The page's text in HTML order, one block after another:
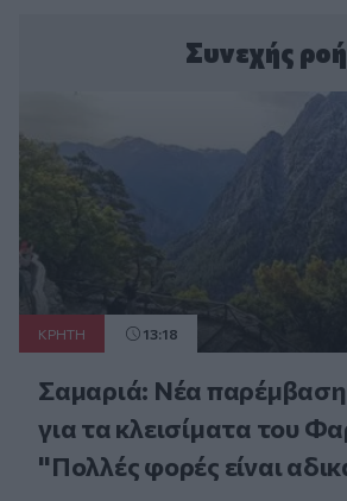
Συνεχής ροή
ΚΡΗΤΗ 13:18
Σαμαριά: Νέα
για τα κλεισίματα του
"Πολλές φορές είναι